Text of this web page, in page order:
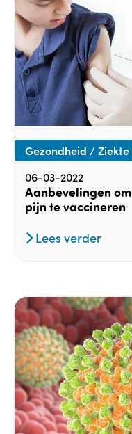
Gezondheid / Ziekte
06-03-2022
Aanbevelingen
pijn te vaccineren
Lees verder